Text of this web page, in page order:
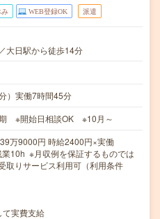
み WEB登録OK 派遣
大日駅から徒歩14分
）実働7時間45分
※開始日相談OK ※10月～
万9000円 時給2400円×実働
10h ※月収例を保証するものでは
取りサービス利用可（利用条件
て実費支給